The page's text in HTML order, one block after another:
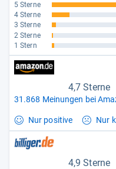
5 Sterne
4 Sterne
3 Sterne
2 Sterne
1 Stern
4,7 Sterne
31.868 Meinungen bei
Nur positive Nur
4,9 Sterne